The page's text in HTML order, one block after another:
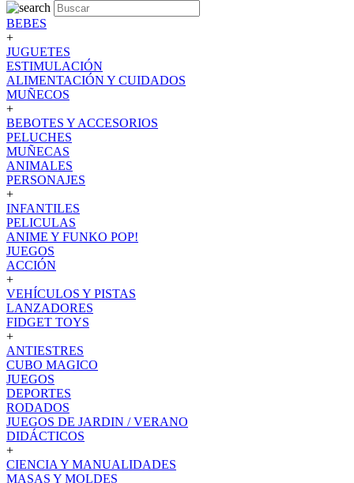
BEBES
+
JUGUETES
ESTIMULACIÓN
ALIMENTACIÓN Y CUIDADOS
MUÑECOS
+
BEBOTES Y ACCESORIOS
PELUCHES
MUÑECAS
ANIMALES
PERSONAJES
+
INFANTILES
PELICULAS
ANIME Y FUNKO POP!
JUEGOS
ACCIÓN
+
VEHÍCULOS Y PISTAS
LANZADORES
FIDGET TOYS
+
ANTIESTRES
CUBO MAGICO
JUEGOS
DEPORTES
RODADOS
JUEGOS DE JARDIN / VERANO
DIDÁCTICOS
+
CIENCIA Y MANUALIDADES
MASAS Y MOLDES